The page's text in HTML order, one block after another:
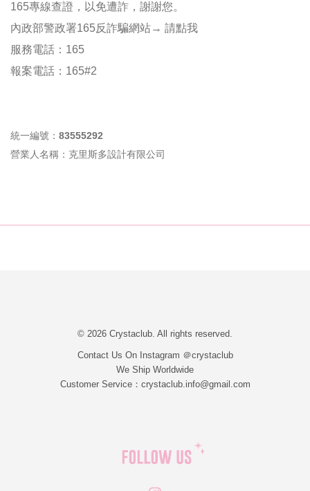
165專線查證，以免遭詐，謝謝您。
內政部警政署165反詐騙網站→ 請點我
服務電話：165
報案電話：165#2
統一編號：83555292
營業人名稱：克里斯多設計有限公司
© 2026 Crystaclub. All rights reserved.
Contact Us On Instagram ＠crystaclub
We Ship Worldwide
Customer Service：crystaclub.info@gmail.com